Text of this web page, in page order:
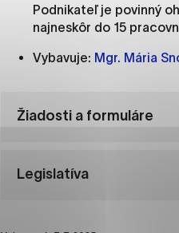
Podnikateľ je povinný
najneskôr do 15
Vybavuje: Mgr. Mária
Žiadosti a formuláre
Legislatíva
Analytické
Analytické